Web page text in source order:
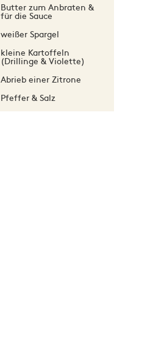
Butter zum Anbraten &
für die Sauce
weißer Spargel
kleine Kartoffeln
(Drillinge & Violette)
Abrieb einer Zitrone
Pfeffer & Salz